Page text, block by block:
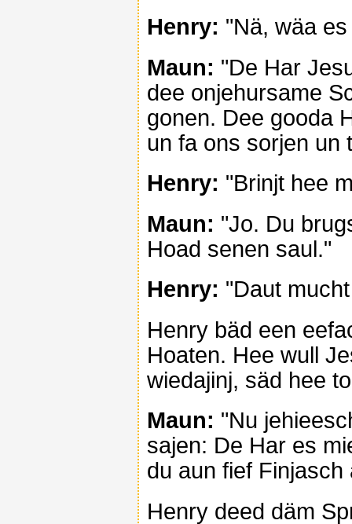
Henry: "Nä, wäa
Maun: "De Har
dee onjehursame
gonen. Dee gooda
un fa ons sorjen un
Henry: "Brinjt hee
Maun: "Jo. Du
Hoad senen saul."
Henry: "Daut
Henry bäd een
Hoaten. Hee wull
wiedajinj, säd hee
Maun: "Nu
sajen: De Har es
du aun fief Finjasch
Henry deed däm